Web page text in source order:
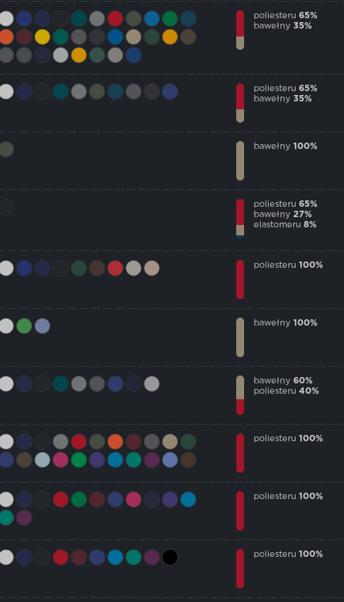
poliesteru 65%
bawełny 35%
poliesteru 65%
bawełny 35%
bawełny 100%
poliesteru 65%
bawełny 27%
elastomeru 8%
poliesteru 100%
bawełny 100%
bawełny 60%
poliesteru 40%
poliesteru 100%
poliesteru 100%
poliesteru 100%